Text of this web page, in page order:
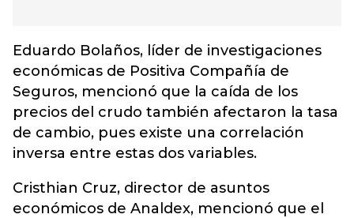
Eduardo Bolaños, líder de investigaciones
económicas de Positiva Compañía de
Seguros, mencionó que la caída de los
precios del crudo también afectaron la tasa
de cambio, pues existe una correlación
inversa entre estas dos variables.
Cristhian Cruz, director de asuntos
económicos de Analdex, mencionó que el